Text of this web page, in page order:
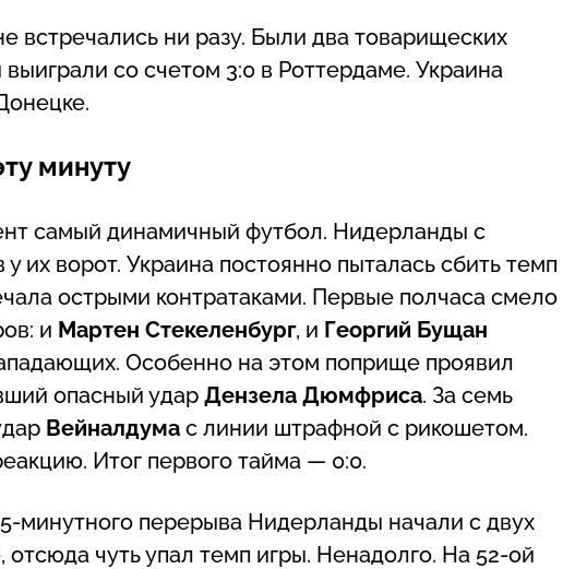
встречались ни разу. Были два товарищеских
со счетом 3:0 в Роттердаме. Украина
минуту
самый динамичный футбол. Нидерланды с
их ворот. Украина постоянно пыталась сбить темп
острыми контратаками. Первые полчаса смело
и Мартен Стекеленбург, и Георгий Бущан
Особенно на этом поприще проявил
опасный удар Дензела Дюмфриса. За семь
Вейналдума с линии штрафной с рикошетом.
Итог первого тайма — 0:0.
минутного перерыва Нидерланды начали с двух
отсюда чуть упал темп игры. Ненадолго. На 52-ой